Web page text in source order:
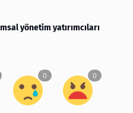
yönetim yatırımcıları